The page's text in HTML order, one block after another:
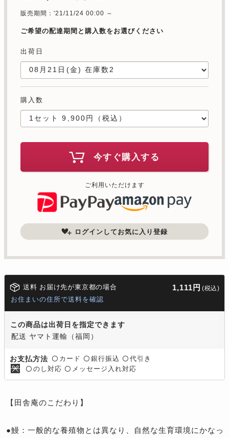
販売期間：'21/11/24 00:00 ～
ご希望の配達期間と購入数をお選びください
出荷日
購入数
今すぐ購入する
ご利用いただけます
ログインしてお気に入り登録
送料 お届け先が東京都の場合 1,111円 (税込)
お住まいの住所で送料を確認
この商品は出荷日を指定できます
配送 ヤマト運輸（福岡）
お支払方法 〇 カード 〇 銀行振込 〇 代引き
〇 のし対応 〇 メッセージ入れ対応
【田舎庵のこだわり】
●鰻：一般的な養殖物とは異なり、自然な生育環境にかなっ